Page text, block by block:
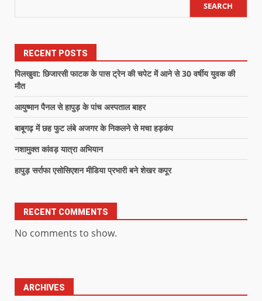
SEARCH
RECENT POSTS
पिलखुवा: छिजारसी फाटक के पास ट्रेन की चपेट में आने से 30 वर्षीय युवक की
मौत
आयुष्मान पैनल से हापुड़ के पांच अस्पताल बाहर
बाबूगढ़ में छह फुट लंबे अजगर के निकलने से मचा हड़कंप
नशामुक्त कांवड़ यात्रा अभियान
हापुड़ सर्राफा एसोसिएशन मीडिया प्रभारी बने शेखर कपूर
RECENT COMMENTS
No comments to show.
ARCHIVES